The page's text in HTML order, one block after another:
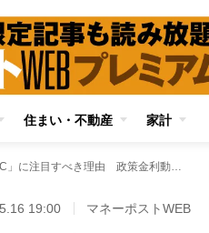
住まい・不動産 家計
投資家が「FOMC」に注目すべき理由 政策金利動向が景気を左右する仕組み
19:00 マネーポストWEB